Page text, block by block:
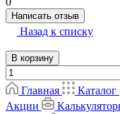
Написать отзыв
Назад к списку
В корзину
Главная Каталог
Акции